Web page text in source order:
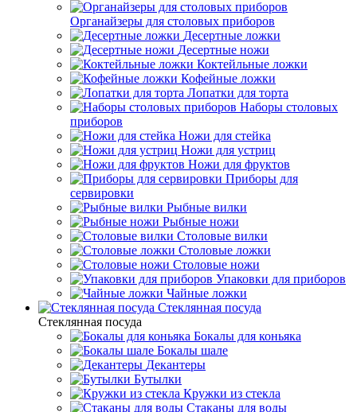
Органайзеры для столовых приборов
Десертные ложки
Десертные ножи
Коктейльные ложки
Кофейные ложки
Лопатки для торта
Наборы столовых
приборов
Ножи для стейка
Ножи для устриц
Ножи для фруктов
Приборы для
сервировки
Рыбные вилки
Рыбные ножи
Столовые вилки
Столовые ложки
Столовые ножи
Упаковки для приборов
Чайные ложки
Стеклянная посуда
Стеклянная посуда
Бокалы для коньяка
Бокалы шале
Декантеры
Бутылки
Кружки из стекла
Стаканы для воды